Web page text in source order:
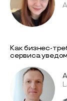
Как бизнес-
сервиса